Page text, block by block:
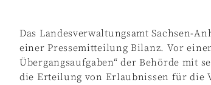
Das Landesverwaltungsamt Sachsen-
einer Pressemitteilung Bilanz. Vor
Übergangsaufgaben“ der Behörde mit
die Erteilung von Erlaubnissen für die